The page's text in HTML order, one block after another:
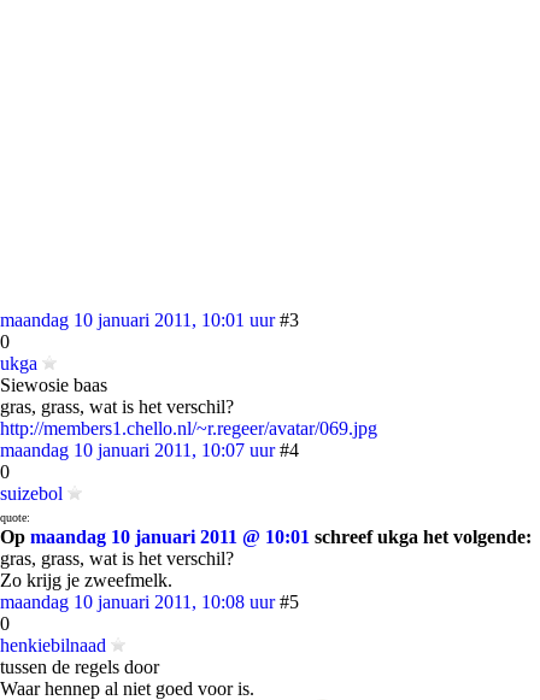
maandag 10 januari 2011, 10:01 uur #3
0
ukga
Siewosie baas
gras, grass, wat is het verschil?
http://members1.chello.nl/~r.regeer/avatar/069.jpg
maandag 10 januari 2011, 10:07 uur #4
0
suizebol
quote:
Op maandag 10 januari 2011 @ 10:01 schreef ukga het volgende:
gras, grass, wat is het verschil?
Zo krijg je zweefmelk.
maandag 10 januari 2011, 10:08 uur #5
0
henkiebilnaad
tussen de regels door
Waar hennep al niet goed voor is.